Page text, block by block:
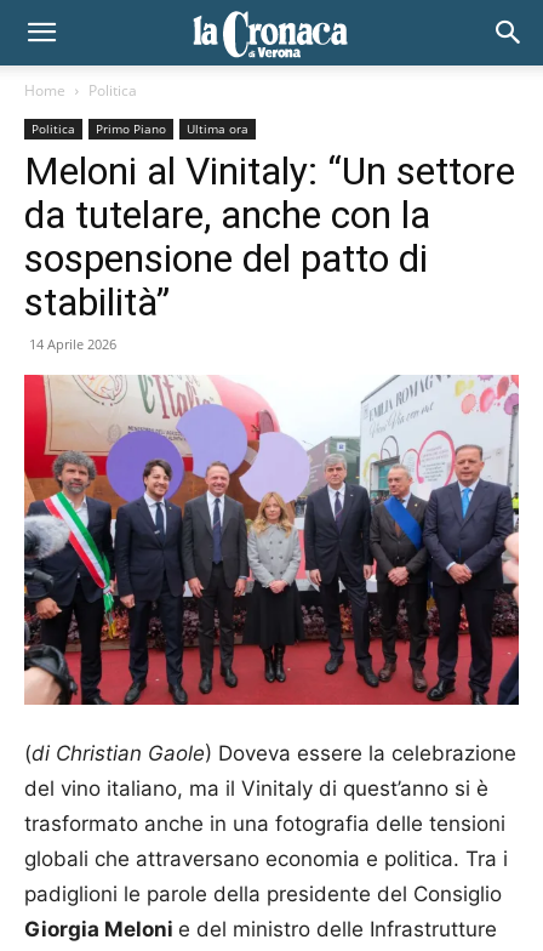
Home Politica
Politica Primo Piano Ultima ora
Meloni al Vinitaly: “Un settore
da tutelare, anche con la
sospensione del patto di
stabilità”
14 Aprile 2026
(di Christian Gaole) Doveva essere la celebrazione
del vino italiano, ma il Vinitaly di quest’anno si è
trasformato anche in una fotografia delle tensioni
globali che attraversano economia e politica. Tra i
padiglioni le parole della presidente del Consiglio
Giorgia Meloni e del ministro delle Infrastrutture